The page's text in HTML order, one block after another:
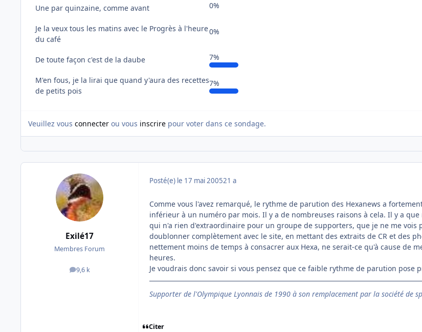
Une par quinzaine, comme avant 0%
Je la veux tous les matins avec le Progrès à l'heure
du café
0%
De toute façon c'est de la daube 7%
M'en fous, je la lirai que quand y'aura des recettes
de petits pois
7%
Veuillez vous connecter ou vous inscrire pour voter dans ce sondage.
Exilé17
Membres Forum
9,6 k
messages
Posté(e) le 17 mai 200521 a
Comme vous l'avez remarqué, le rythme de parution des Hexanews a
inférieur à un numéro par mois. Il y a de nombreuses raisons à cela. Il y a
qui n'a rien d'extraordinaire pour un groupe de supporters, que je ne me vois
doublonner complètement avec le site, en mettant des extraits de CR et des
nettement moins de temps à consacrer aux Hexa, ne serait-ce qu'à cause de
heures.
Je voudrais donc savoir si vous pensez que ce faible rythme de parution
Supporter de l'Olympique Lyonnais de 1990 à son remplacement par la société de
Citer